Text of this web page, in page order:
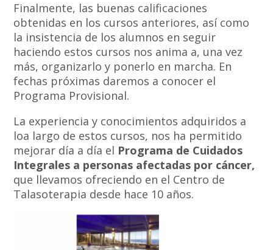
Finalmente, las buenas calificaciones
obtenidas en los cursos anteriores, así como
la insistencia de los alumnos en seguir
haciendo estos cursos nos anima a, una vez
más, organizarlo y ponerlo en marcha. En
fechas próximas daremos a conocer el
Programa Provisional.
La experiencia y conocimientos adquiridos a
loa largo de estos cursos, nos ha permitido
mejorar día a día el Programa de Cuidados
Integrales a personas afectadas por cáncer,
que llevamos ofreciendo en el Centro de
Talasoterapia desde hace 10 años.